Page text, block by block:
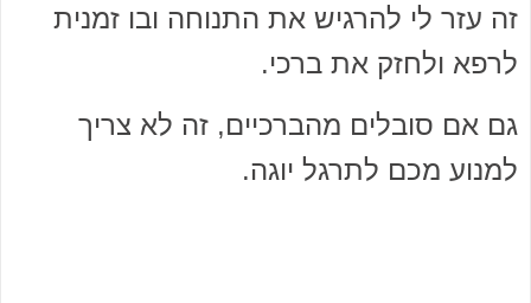
זה עזר לי להרגיש את התנוחה ובו זמנית
לרפא ולחזק את ברכי.
גם אם סובלים מהברכיים, זה לא צריך
למנוע מכם לתרגל יוגה.